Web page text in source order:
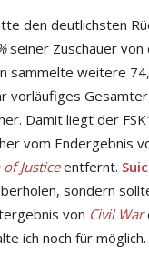
den deutlichsten
seiner Zuschauer von
sammelte weitere
vorläufiges
Damit liegt der
vom Endergebnis
Justiceentfernt.
sondern
von Civil War
ich noch für möglich.